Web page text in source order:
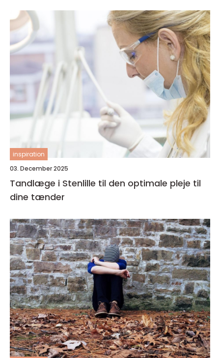
inspiration
03. December 2025
Tandlæge i Stenlille til den optimale pleje til
dine tænder